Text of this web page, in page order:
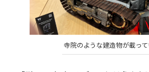
寺院のような建造物が載って